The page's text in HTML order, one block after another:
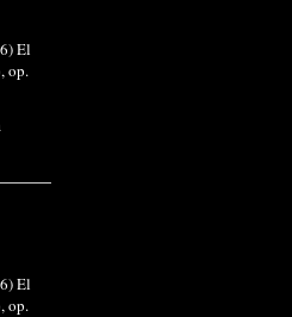
El
op.
El
op.